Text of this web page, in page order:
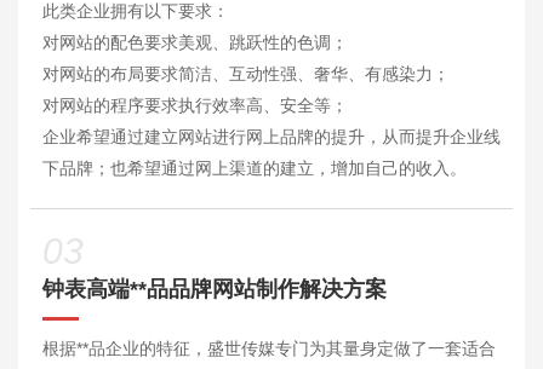
此类企业拥有以下要求：
对网站的配色要求美观、跳跃性的色调；
对网站的布局要求简洁、互动性强、奢华、有感染力；
对网站的程序要求执行效率高、安全等；
企业希望通过建立网站进行网上品牌的提升，从而提升企业线
下品牌；也希望通过网上渠道的建立，增加自己的收入。
03
钟表高端**品品牌网站制作解决方案
根据**品企业的特征，盛世传媒专门为其量身定做了一套适合